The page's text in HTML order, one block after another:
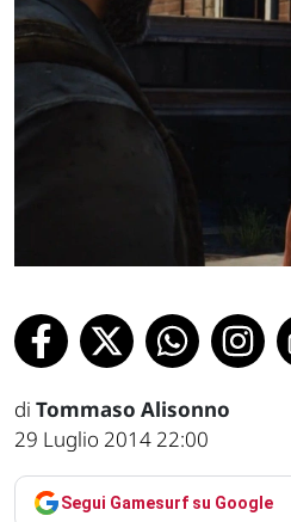
di Tommaso Alisonno
29 Luglio 2014 22:00
Segui Gamesurf su Google